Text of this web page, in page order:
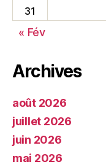
31
« Fév
Archives
août 2026
juillet 2026
juin 2026
mai 2026